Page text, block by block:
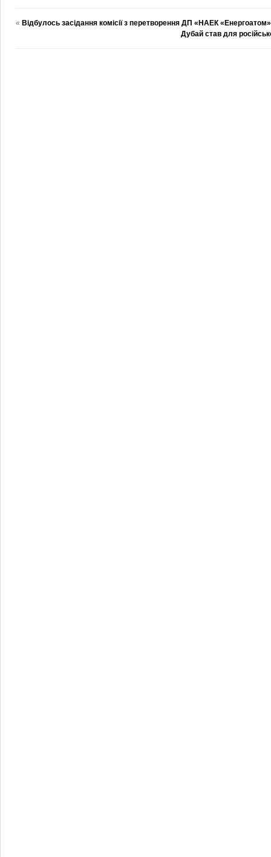
« Відбулось засідання комісії з перетворення ДП «НАЕК
Дубай став для